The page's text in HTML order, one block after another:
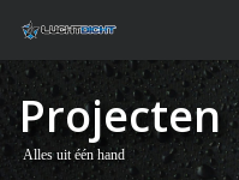
Projecten
Alles uit één hand